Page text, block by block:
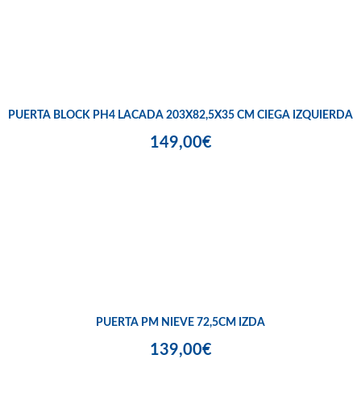
PUERTA BLOCK PH4 LACADA 203X82,5X35 CM CIEGA IZQUIERDA
149,00€
PUERTA PM NIEVE 72,5CM IZDA
139,00€